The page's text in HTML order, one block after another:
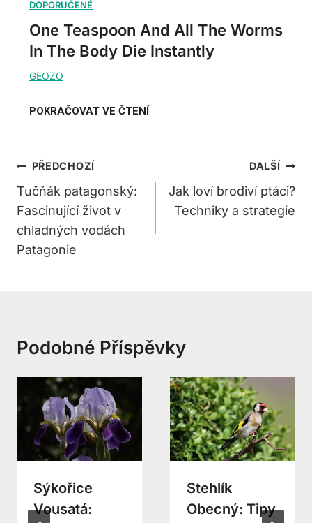
One Teaspoon And All The Worms
In The Body Die Instantly
Navigace
Pro
Příspěvek
PŘEDCHOZÍ
Tučňák patagonský:
Fascinující život v
chladných vodách
Patagonie
DALŠÍ
Jak loví brodiví ptáci?
Techniky a strategie
Podobné Příspěvky
Sýkořice
Vousatá:
Stehlík
Obecný: Tipy